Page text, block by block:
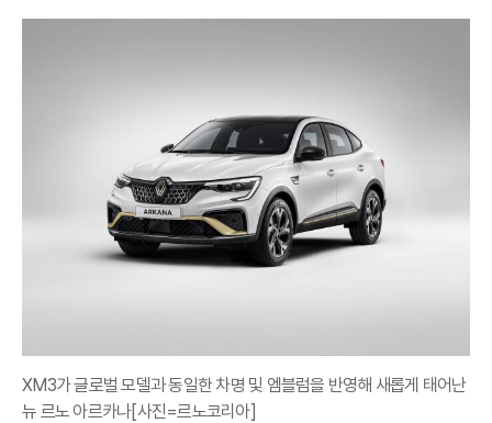
XM3가 글로벌 모델과 동일한 차명 및 엠블럼을 반영해 새롭게 태어난
뉴 르노 아르카나[사진=르노코리아]